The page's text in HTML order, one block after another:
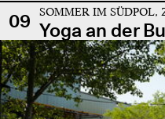
09
SOMMER IM
Yoga an der